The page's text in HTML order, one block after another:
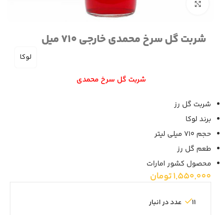
برای بزرگنمایی کلیک کنید
شربت گل سرخ محمدی خارجی 710 میل
لوکا
شربت گل سرخ محمدی
شربت گل رز
برند لوکا
حجم ۷۱۰ میلی لیتر
طعم گل رز
محصول کشور امارات
1,550,000تومان
11 عدد در انبار